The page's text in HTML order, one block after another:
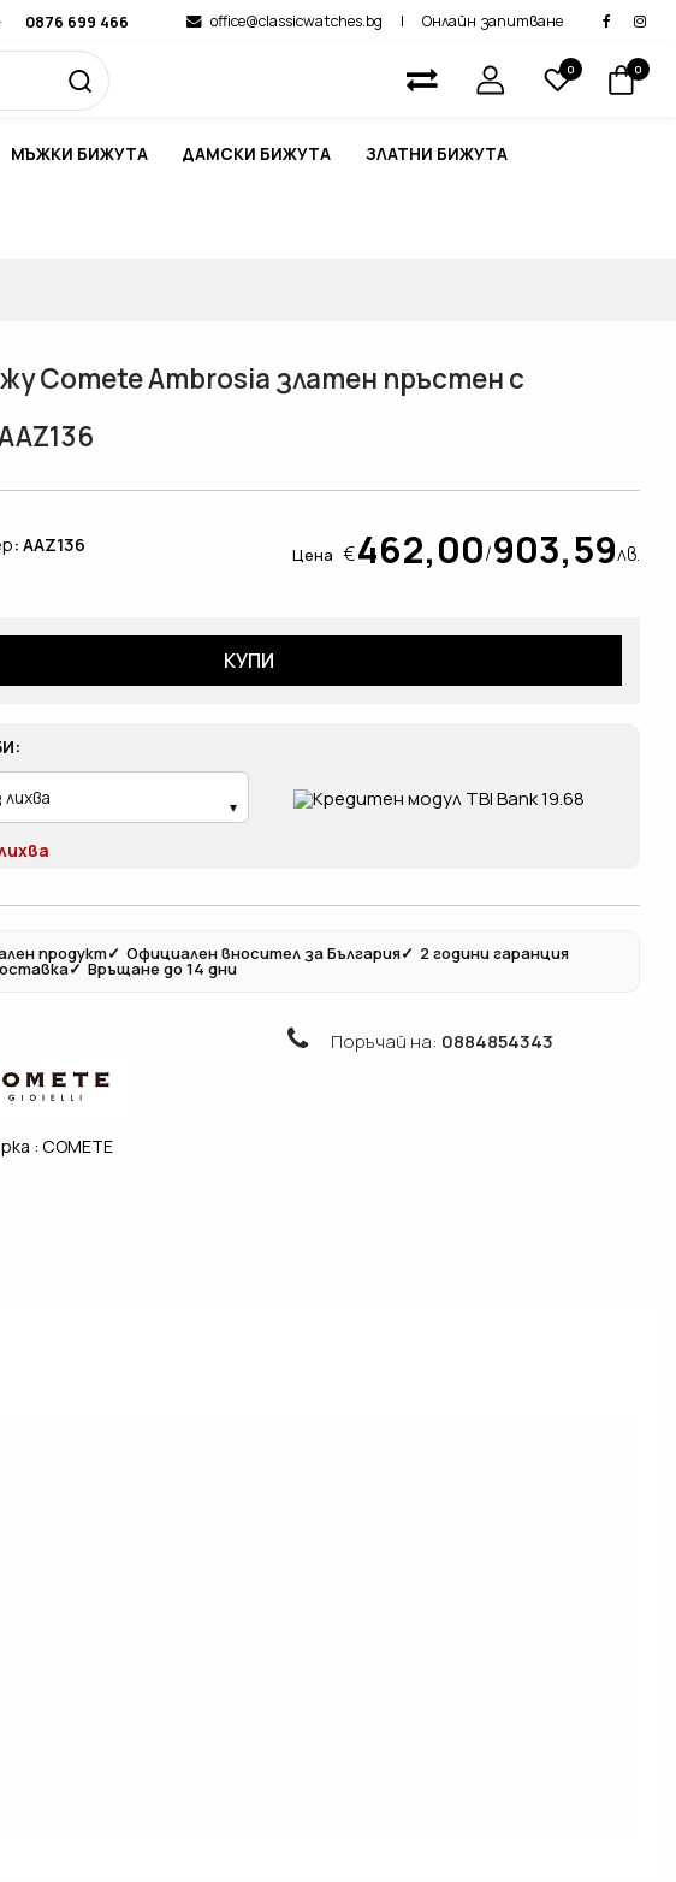
· 0876 699 466 office@classicwatches.bg | Онлайн запитване
0 0
МЪЖКИ БИЖУТА ДАМСКИ БИЖУТА ЗЛАТНИ БИЖУТА
Comete Ambrosia златен пръстен с
: AAZ136 Цена €462,00/903,59лв.
КУПИ
продукт✓ Официален вносител за България✓ 2 години гаранция
✓ Връщане до 14 дни
Поръчай на: 0884854343
: COMETE